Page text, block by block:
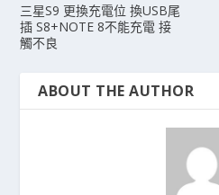
三星S9 更換充電位 換USB尾
插 S8+NOTE 8不能充電 接
觸不良
ABOUT THE AUTHOR